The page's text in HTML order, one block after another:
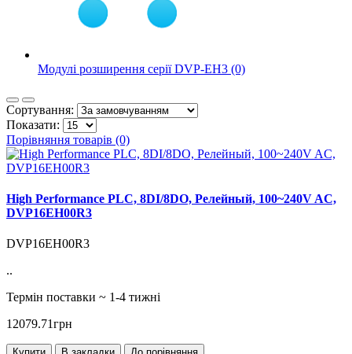
Модулі розширення серії DVP-EH3 (0)
Сортування:
Показати:
Порівняння товарів (0)
High Performance PLC, 8DI/8DO, Релейный, 100~240V AC,
DVP16EH00R3
DVP16EH00R3
..
Термін поставки ~ 1-4 тижні
12079.71грн